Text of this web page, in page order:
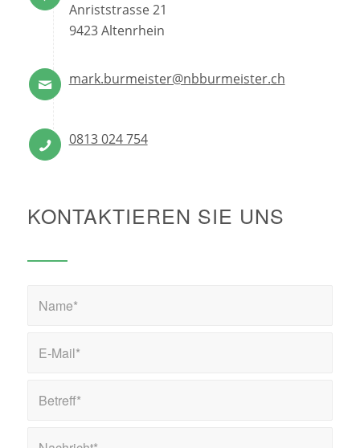
Anriststrasse 21
9423 Altenrhein
mark.burmeister@nbburmeister.ch
0813 024 754
KONTAKTIEREN SIE UNS